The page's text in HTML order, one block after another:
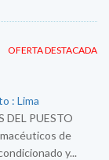
OFERTA DESTACADA
: Lima
DEL PUESTO
de
y...